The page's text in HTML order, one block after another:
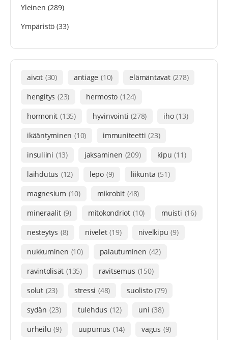
Yleinen (289)
Ympäristö (33)
aivot (30) antiage (10) elämäntavat (278)
hengitys (23) hermosto (124)
hormonit (135) hyvinvointi (278) iho (13)
ikääntyminen (10) immuniteetti (23)
insuliini (13) jaksaminen (209) kipu (11)
laihdutus (12) lepo (9) liikunta (51)
magnesium (10) mikrobit (48)
mineraalit (9) mitokondriot (10) muisti (16)
nesteytys (8) nivelet (19) nivelkipu (9)
nukkuminen (10) palautuminen (42)
ravintolisät (135) ravitsemus (150)
solut (23) stressi (48) suolisto (79)
sydän (23) tulehdus (12) uni (38)
urheilu (9) uupumus (14) vagus (9)